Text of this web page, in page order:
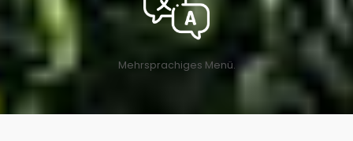
Mehrsprachiges Menü.